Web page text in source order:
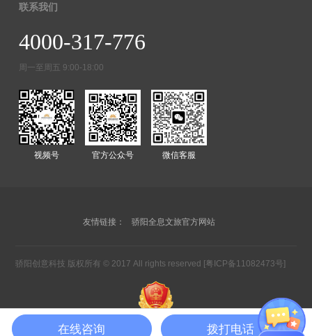
联系我们
4000-317-776
周一至周五 9:00-18:00
视频号 官方公众号 微信客服
友情链接： 骄阳全息文旅官方网站
骄阳创意科技 版权所有 © 2017 All rights reserved [粤ICP备11082473号]
在线咨询 拨打电话